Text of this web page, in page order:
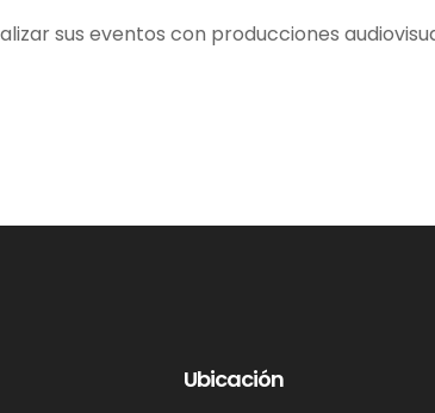
sus eventos con producciones
Ubicación